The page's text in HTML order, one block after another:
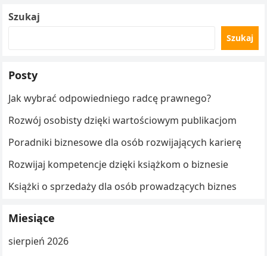
Szukaj
Szukaj
Posty
Jak wybrać odpowiedniego radcę prawnego?
Rozwój osobisty dzięki wartościowym publikacjom
Poradniki biznesowe dla osób rozwijających karierę
Rozwijaj kompetencje dzięki książkom o biznesie
Książki o sprzedaży dla osób prowadzących biznes
Miesiące
sierpień 2026